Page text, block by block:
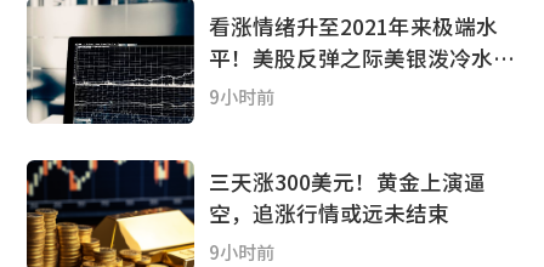
看涨情绪升至2021年来极端水
平！美股反弹之际美银泼冷水：
投资者应降低风险资产敞口
9小时前
三天涨300美元！黄金上演逼
空，追涨行情或远未结束
9小时前